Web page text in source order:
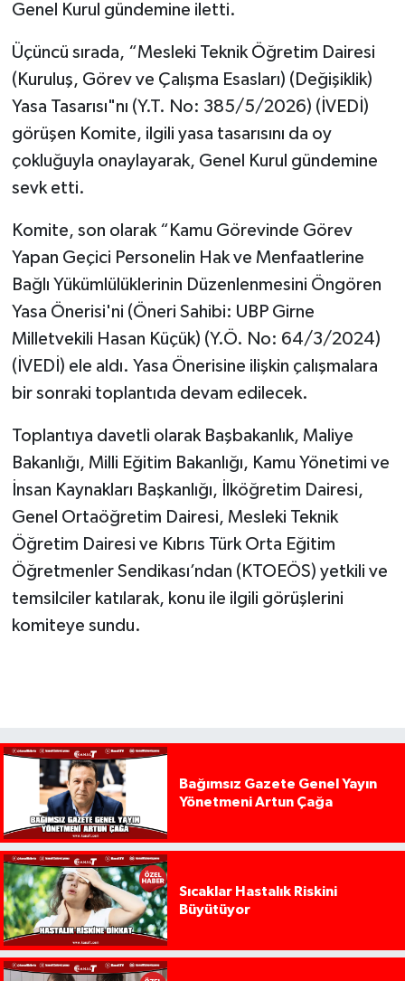
Genel Kurul gündemine iletti.
Üçüncü sırada, “Mesleki Teknik Öğretim Dairesi
(Kuruluş, Görev ve Çalışma Esasları) (Değişiklik)
Yasa Tasarısı"nı (Y.T. No: 385/5/2026) (İVEDİ)
görüşen Komite, ilgili yasa tasarısını da oy
çokluğuyla onaylayarak, Genel Kurul gündemine
sevk etti.
Komite, son olarak “Kamu Görevinde Görev
Yapan Geçici Personelin Hak ve Menfaatlerine
Bağlı Yükümlülüklerinin Düzenlenmesini Öngören
Yasa Önerisi'ni (Öneri Sahibi: UBP Girne
Milletvekili Hasan Küçük) (Y.Ö. No: 64/3/2024)
(İVEDİ) ele aldı. Yasa Önerisine ilişkin çalışmalara
bir sonraki toplantıda devam edilecek.
Toplantıya davetli olarak Başbakanlık, Maliye
Bakanlığı, Milli Eğitim Bakanlığı, Kamu Yönetimi ve
İnsan Kaynakları Başkanlığı, İlköğretim Dairesi,
Genel Ortaöğretim Dairesi, Mesleki Teknik
Öğretim Dairesi ve Kıbrıs Türk Orta Eğitim
Öğretmenler Sendikası’ndan (KTOEÖS) yetkili ve
temsilciler katılarak, konu ile ilgili görüşlerini
komiteye sundu.
Bağımsız Gazete Genel Yayın
Yönetmeni Artun Çağa
Sıcaklar Hastalık Riskini
Büyütüyor